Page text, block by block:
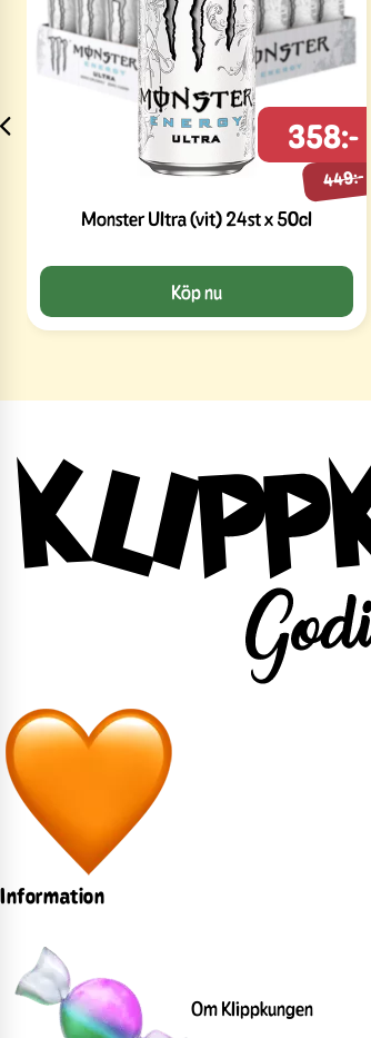
Monster Ultra (vit) 24st x 50cl
449:-
358:-
Köp nu
Information
Om Klippkungen